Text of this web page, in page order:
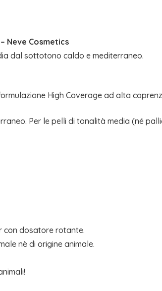
Neve Cosmetics
dal sottotono caldo e mediterraneo.
High Coverage ad alta
Per le pelli di tonalità media (né
con dosatore rotante.
nè di origine animale.